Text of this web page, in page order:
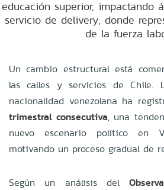
educación superior, impactando
servicio de delivery, donde
de la fuerza
Un cambio estructural está
las calles y servicios de Chile.
nacionalidad venezolana ha
trimestral consecutiva, una
nuevo escenario político en
motivando un proceso gradual de
Según un análisis del